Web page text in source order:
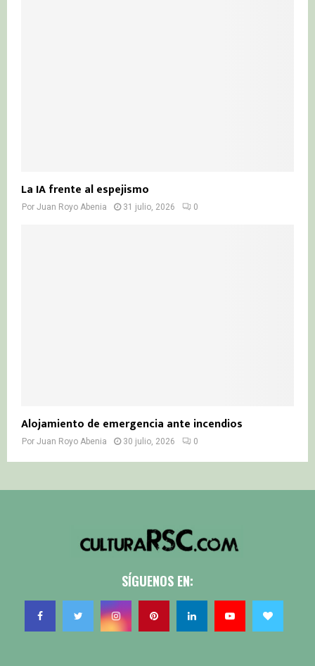
La IA frente al espejismo
Por Juan Royo Abenia 31 julio, 2026 0
Alojamiento de emergencia ante incendios
Por Juan Royo Abenia 30 julio, 2026 0
SÍGUENOS EN: